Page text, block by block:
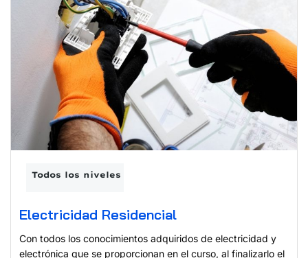
Todos los niveles
Electricidad Residencial
Con todos los conocimientos adquiridos de electricidad y
electrónica que se proporcionan en el curso, al finalizarlo el